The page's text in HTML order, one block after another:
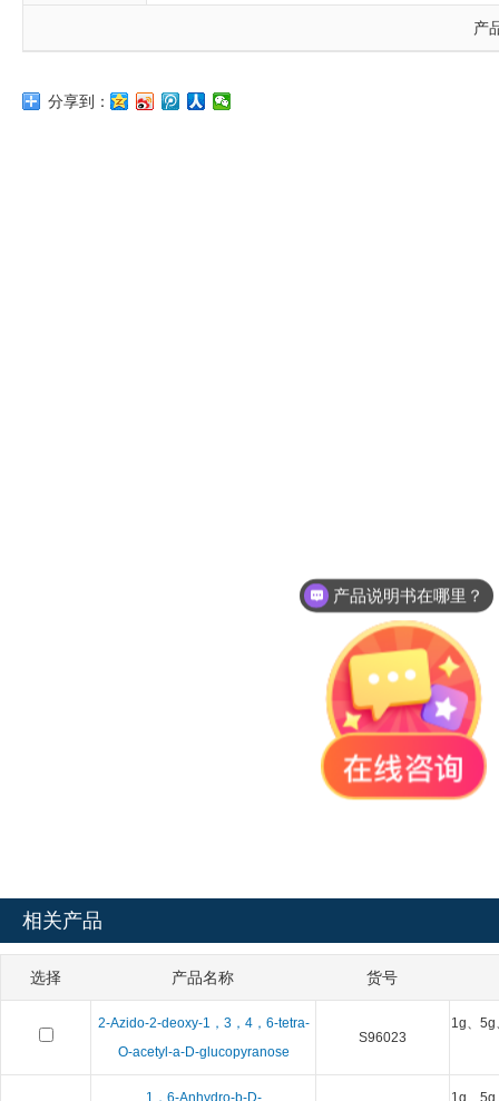
产
分享到：
相关产品
选择 产品名称 货号
2-Azido-2-deoxy-1，3，4，6-tetra-
O-acetyl-a-D-glucopyranose
S96023
1g、
1，6-Anhydro-b-D-
1g、
产品说明书在哪里？